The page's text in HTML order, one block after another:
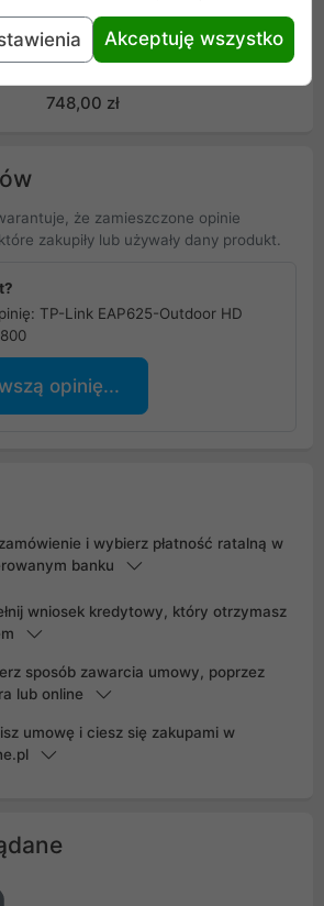
Access Point Ubiquiti
UniFi U7 Long Range
748,00 zł
że zamieszczone opinie
zakupiły lub używały dany produkt.
TP-Link EAP625-Outdoor HD
opinię...
zamówienie i wybierz płatność ratalną w
banku
wniosek kredytowy, który otrzymasz
sposób zawarcia umowy, poprzez
lub online
umowę i ciesz się zakupami w
Akceptuję wszystko